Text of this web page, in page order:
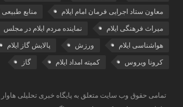
معاون ستاد اجرایی فرمان امام ایلام منابع طبیعی
میراث فرهنگی ایلام نماینده مردم ایلام در مجلس
هواشناسی ایلام ورزش پالایش گاز ایلام
کرونا ویروس کمیته امداد ایلام گاز
تمامی حقوق وب سایت متعلق به پایگاه خبری تحلیلی